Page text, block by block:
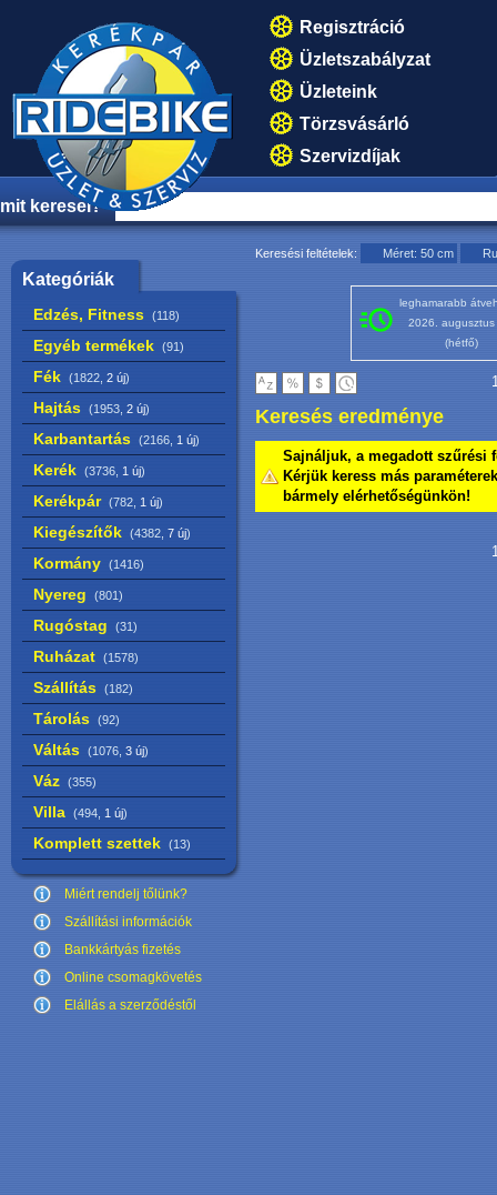
Regisztráció
Üzletszabályzat
Üzleteink
Törzsvásárló
Szervizdíjak
mit keresel?
Kategóriák
Edzés, Fitness (118)
Egyéb termékek (91)
Fék (1822, 2 új)
Hajtás (1953, 2 új)
Karbantartás (2166, 1 új)
Kerék (3736, 1 új)
Kerékpár (782, 1 új)
Kiegészítők (4382, 7 új)
Kormány (1416)
Nyereg (801)
Rugóstag (31)
Ruházat (1578)
Szállítás (182)
Tárolás (92)
Váltás (1076, 3 új)
Váz (355)
Villa (494, 1 új)
Komplett szettek (13)
Miért rendelj tőlünk?
Szállítási információk
Bankkártyás fizetés
Online csomagkövetés
Elállás a szerződéstől
Keresési feltételek: Méret: 50 cm
leghamarabb
2026. augusztus
(hétfő)
Keresés eredménye
Sajnáljuk, a megadott szűrési
Kérjük keress más
bármely elérhetőségünkön!